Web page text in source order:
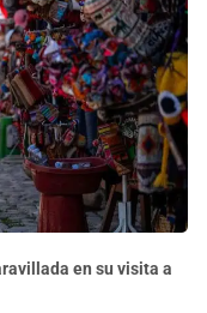
en su visita a